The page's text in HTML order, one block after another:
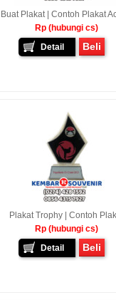
Buat Plakat | Contoh Plakat
Rp (hubungi cs)
Detail
Beli
Plakat Trophy | Contoh
Rp (hubungi cs)
Detail
Beli